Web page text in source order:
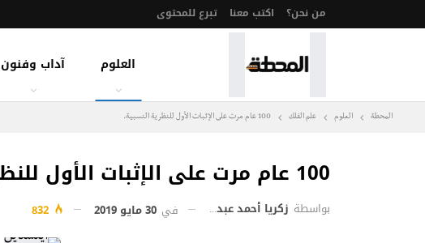
من نحن؟ اكتب معنا تبرع للمحتوى
العلوم آداب وفنون
المحطة العلوم علم الفلك 100 عام مرت على الإثبات الأول للنظرية النسبية.
100 عام مرت على الإثبات الأول للنظرية النسبية.
بواسطة زكريا أحمد عبد المطلب في 30 مايو 2019